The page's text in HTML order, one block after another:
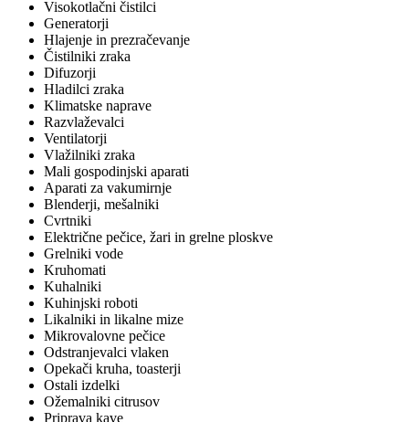
Visokotlačni čistilci
Generatorji
Hlajenje in prezračevanje
Čistilniki zraka
Difuzorji
Hladilci zraka
Klimatske naprave
Razvlaževalci
Ventilatorji
Vlažilniki zraka
Mali gospodinjski aparati
Aparati za vakumirnje
Blenderji, mešalniki
Cvrtniki
Električne pečice, žari in grelne ploskve
Grelniki vode
Kruhomati
Kuhalniki
Kuhinjski roboti
Likalniki in likalne mize
Mikrovalovne pečice
Odstranjevalci vlaken
Opekači kruha, toasterji
Ostali izdelki
Ožemalniki citrusov
Priprava kave